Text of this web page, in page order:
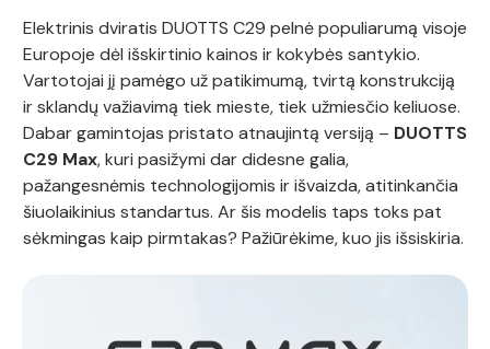
Elektrinis dviratis DUOTTS C29 pelnė populiarumą visoje
Europoje dėl išskirtinio kainos ir kokybės santykio.
Vartotojai jį pamėgo už patikimumą, tvirtą konstrukciją
ir sklandų važiavimą tiek mieste, tiek užmiesčio keliuose.
Dabar gamintojas pristato atnaujintą versiją – DUOTTS
C29 Max, kuri pasižymi dar didesne galia,
pažangesnėmis technologijomis ir išvaizda, atitinkančia
šiuolaikinius standartus. Ar šis modelis taps toks pat
sėkmingas kaip pirmtakas? Pažiūrėkime, kuo jis išsiskiria.